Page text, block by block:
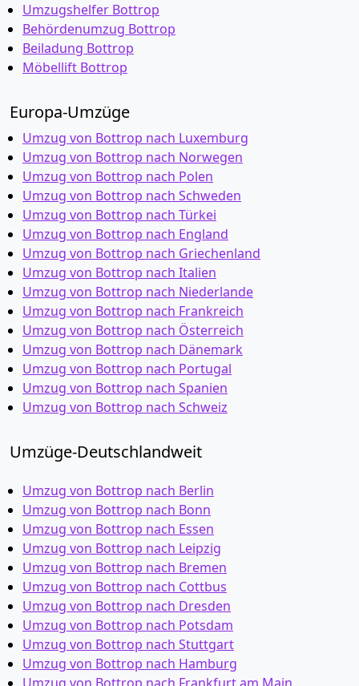
Umzugshelfer Bottrop
Behördenumzug Bottrop
Beiladung Bottrop
Möbellift Bottrop
Europa-Umzüge
Umzug von Bottrop nach Luxemburg
Umzug von Bottrop nach Norwegen
Umzug von Bottrop nach Polen
Umzug von Bottrop nach Schweden
Umzug von Bottrop nach Türkei
Umzug von Bottrop nach England
Umzug von Bottrop nach Griechenland
Umzug von Bottrop nach Italien
Umzug von Bottrop nach Niederlande
Umzug von Bottrop nach Frankreich
Umzug von Bottrop nach Österreich
Umzug von Bottrop nach Dänemark
Umzug von Bottrop nach Portugal
Umzug von Bottrop nach Spanien
Umzug von Bottrop nach Schweiz
Umzüge-Deutschlandweit
Umzug von Bottrop nach Berlin
Umzug von Bottrop nach Bonn
Umzug von Bottrop nach Essen
Umzug von Bottrop nach Leipzig
Umzug von Bottrop nach Bremen
Umzug von Bottrop nach Cottbus
Umzug von Bottrop nach Dresden
Umzug von Bottrop nach Potsdam
Umzug von Bottrop nach Stuttgart
Umzug von Bottrop nach Hamburg